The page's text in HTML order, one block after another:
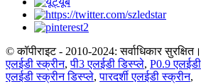
© कॉपीराइट - 2010-2024: सर्वाधिकार सुरक्षित।
एलईडी स्क्रीन,पी3 एलईडी डिस्प्ले, P0.9
एलईडी स्क्रीन डिस्प्ले,पारदर्शी एलईडी स्क्रीन,